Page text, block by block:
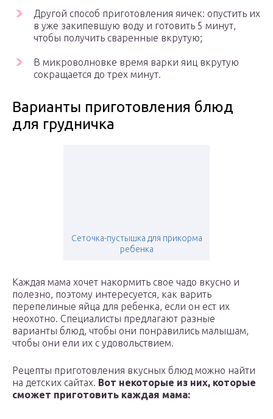
Другой способ приготовления яичек: опустить их
в уже закипевшую воду и готовить 5 минут,
чтобы получить сваренные вкрутую;
В микроволновке время варки яиц вкрутую
сокращается до трех минут.
Варианты приготовления блюд
для грудничка
Сеточка-пустышка для прикорма
ребенка
Каждая мама хочет накормить свое чадо вкусно и
полезно, поэтому интересуется, как варить
перепелиные яйца для ребенка, если он ест их
неохотно. Специалисты предлагают разные
варианты блюд, чтобы они понравились малышам,
чтобы они ели их с удовольствием.
Рецепты приготовления вкусных блюд можно найти
на детских сайтах. Вот некоторые из них, которые
сможет приготовить каждая мама: